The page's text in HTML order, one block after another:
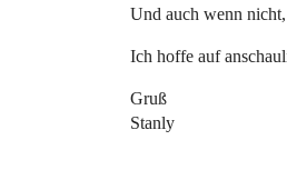
Und auch wenn
Ich hoffe auf
Gruß
Stanly